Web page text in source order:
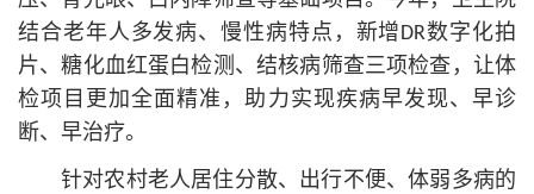
结合老年人多发病、慢性病特点，新增DR数字化拍
片、糖化血红蛋白检测、结核病筛查三项检查，让体
检项目更加全面精准，助力实现疾病早发现、早诊
断、早治疗。
针对农村老人居住分散、出行不便、体弱多病的